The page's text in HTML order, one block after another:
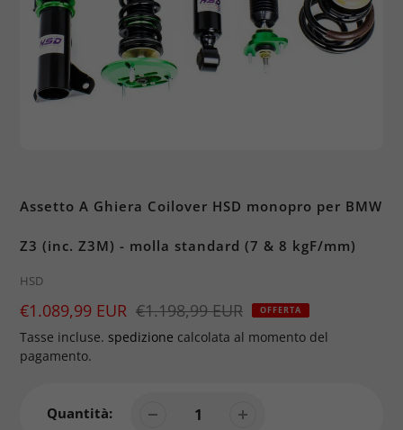
Assetto A Ghiera Coilover HSD monopro per BMW
Z3 (inc. Z3M) - molla standard (7 & 8 kgF/mm)
Brand
HSD
Prezzo
di
vendita
€1.089,99 EUR
Prezzo €1.198,99 EUR OFFERTA
Tasse incluse. spedizione calcolata al momento del
pagamento.
Quantità: